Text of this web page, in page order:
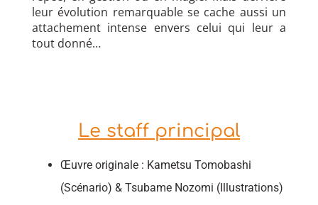
leur évolution remarquable se cache aussi un
attachement intense envers celui qui leur a
tout donné…
Le staff principal
Œuvre originale : Kametsu Tomobashi
(Scénario) & Tsubame Nozomi (Illustrations)